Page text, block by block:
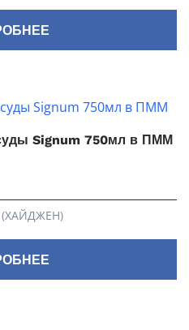
Signum 750мл в ПММ
(ХАЙДЖЕН)